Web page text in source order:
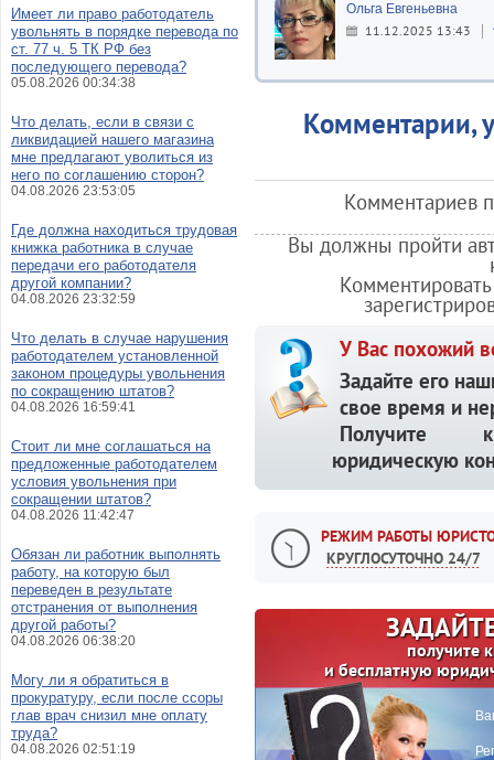
Ольга Евгеньевна
11.12.2025 13:43
Комментарии,
Комментариев
Вы должны пройти
У Вас похожий
Задайте его
свое время и
Получите
юридическую
РЕЖИМ РАБОТЫ
КРУГЛОСУТОЧНО 24/7
получите
и бесплатную
Имеет ли право работодатель
увольнять в порядке перевода по
ст. 77 ч. 5 ТК РФ без
последующего перевода?
05.08.2026 00:34:38
Что делать, если в связи с
ликвидацией нашего магазина
мне предлагают уволиться из
него по соглашению сторон?
04.08.2026 23:53:05
Где должна находиться трудовая
книжка работника в случае
передачи его работодателя
другой компании?
04.08.2026 23:32:59
Что делать в случае нарушения
работодателем установленной
законом процедуры увольнения
по сокращению штатов?
04.08.2026 16:59:41
Стоит ли мне соглашаться на
предложенные работодателем
условия увольнения при
сокращении штатов?
04.08.2026 11:42:47
Обязан ли работник выполнять
работу, на которую был
переведен в результате
отстранения от выполнения
другой работы?
04.08.2026 06:38:20
Могу ли я обратиться в
прокуратуру, если после ссоры
глав врач снизил мне оплату
труда?
04.08.2026 02:51:19